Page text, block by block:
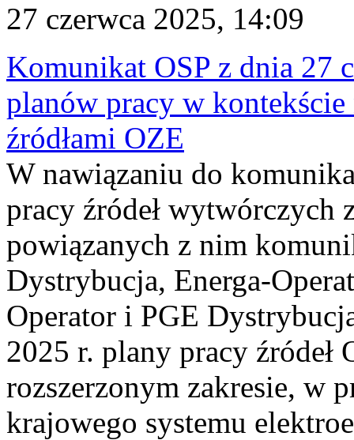
27 czerwca 2025, 14:09
Komunikat OSP z dnia 27
planów pracy w
źródłami OZE
W nawiązaniu do
pracy źródeł wytwórczych
powiązanych z nim
Dystrybucja, Energa-
Operator i PGE
2025 r. plany pracy źródeł
rozszerzonym zakresie, w
krajowego systemu